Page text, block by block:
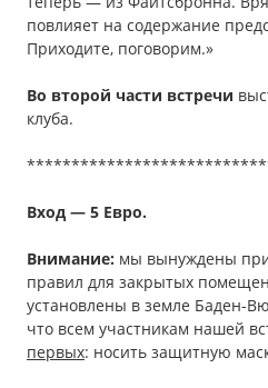
повлияет на содержание
Приходите, поговорим.»
Во второй части встречи
клуба.
Вход — 5 Евро.
Внимание: мы вынуждены
правил для закрытых
установлены в земле Баден-
что всем участникам нашей
первых: носить защитную